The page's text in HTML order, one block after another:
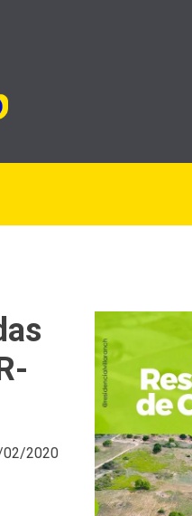
2020